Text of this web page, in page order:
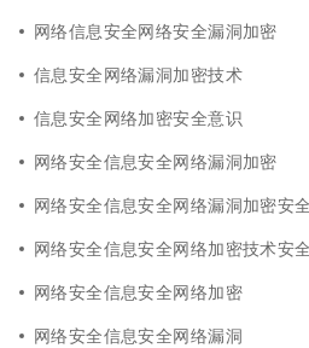
网络信息安全网络安全漏洞加密
信息安全网络漏洞加密技术
信息安全网络加密安全意识
网络安全信息安全网络漏洞加密
网络安全信息安全网络漏洞加密安
网络安全信息安全网络加密技术安
网络安全信息安全网络加密
网络安全信息安全网络漏洞